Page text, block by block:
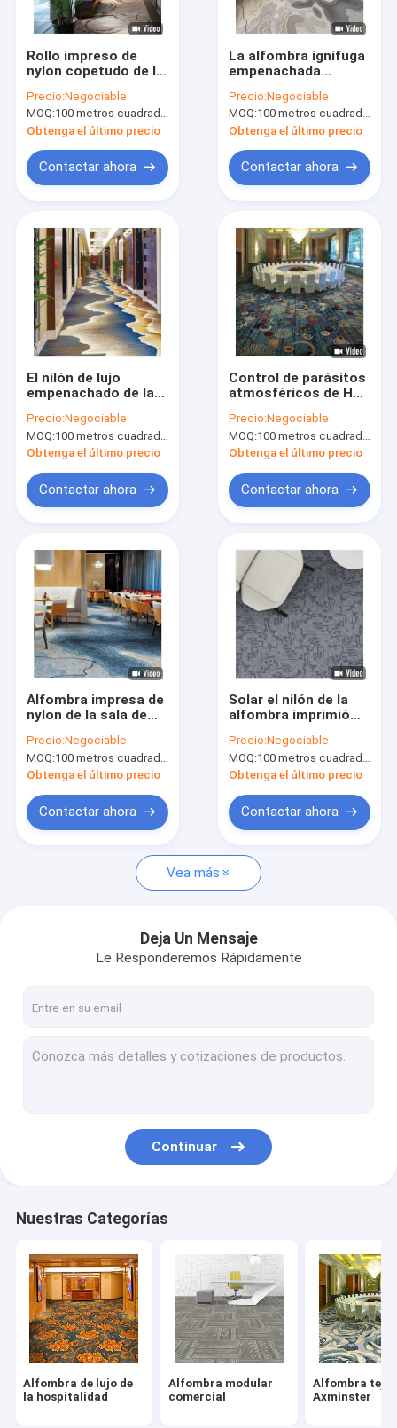
Productos
Sobre nosotros
Viaje de la fábrica
Noticias
Pida una cita
Alfombra de lujo de la hospitalidad
Alfombra tejida de Axminster
Alfombra impresa de nylon
Tejas impresas de la alfombra
Manta de rezo de la mezquita
Estera al aire libre interior
Rollo impreso de
nylon copetudo de la
áreas públicas del
hotel expreso del día
de fiesta
Precio:Negociable
MOQ:100 metros cuadrados por diseño
Obtenga el último precio
Contactar ahora
La alfombra ignífuga
empenachada
impresa de nylon
para casarse Pasillo
Precio:Negociable
MOQ:100 metros cuadrados por diseño
Obtenga el último precio
Contactar ahora
El nilón de lujo
empenachado de la
hospitalidad
imprimió la alfombra
para el pasillo del
Precio:Negociable
MOQ:100 metros cuadrados por diseño
Obtenga el último precio
Contactar ahora
Control de parásitos
atmosféricos de Hall
With del banquete del
estilo de Elegane
Precio:Negociable
MOQ:100 metros cuadrados por diseño
Obtenga el último precio
Contactar ahora
Alfombra impresa de
nylon de la sala de
resistencia de
Flamme
Precio:Negociable
MOQ:100 metros cuadrados por diseño
Obtenga el último precio
Contactar ahora
Solar el nilón de la
alfombra imprimió
alfombra para
residencial o
comercial
Precio:Negociable
MOQ:100 metros cuadrados por color
Obtenga el último precio
Contactar ahora
Vea más
Deja Un Mensaje
Le Responderemos Rápidamente
Continuar
Nuestras Categorías
Alfombra de lujo de
la hospitalidad
Alfombra modular
comercial
Alfombra
Axminster